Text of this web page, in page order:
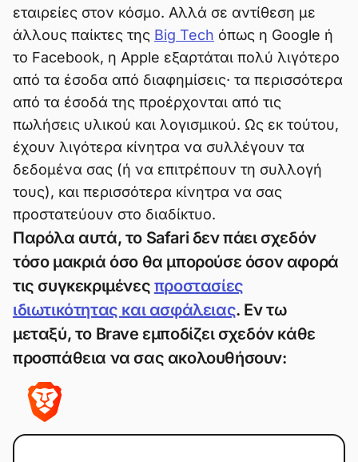
εταιρείες στον κόσμο. Αλλά σε αντίθεση με
άλλους παίκτες της Big Tech όπως η Google ή
το Facebook, η Apple εξαρτάται πολύ λιγότερο
από τα έσοδα από διαφημίσεις· τα περισσότερα
από τα έσοδά της προέρχονται από τις
πωλήσεις υλικού και λογισμικού. Ως εκ τούτου,
έχουν λιγότερα κίνητρα να συλλέγουν τα
δεδομένα σας (ή να επιτρέπουν τη συλλογή
τους), και περισσότερα κίνητρα να σας
προστατεύουν στο διαδίκτυο.
Παρόλα αυτά, το Safari δεν πάει σχεδόν
τόσο μακριά όσο θα μπορούσε όσον αφορά
τις συγκεκριμένες προστασίες
ιδιωτικότητας και ασφάλειας. Εν τω
μεταξύ, το Brave εμποδίζει σχεδόν κάθε
προσπάθεια να σας ακολουθήσουν: